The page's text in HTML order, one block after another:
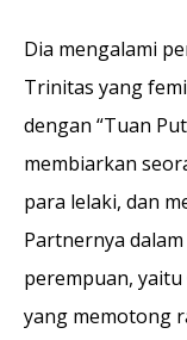
Dia mengalami
Trinitas yang
dengan “Tuan
membiarkan
para lelaki, dan
Partnernya
perempuan, yaitu
yang memotong